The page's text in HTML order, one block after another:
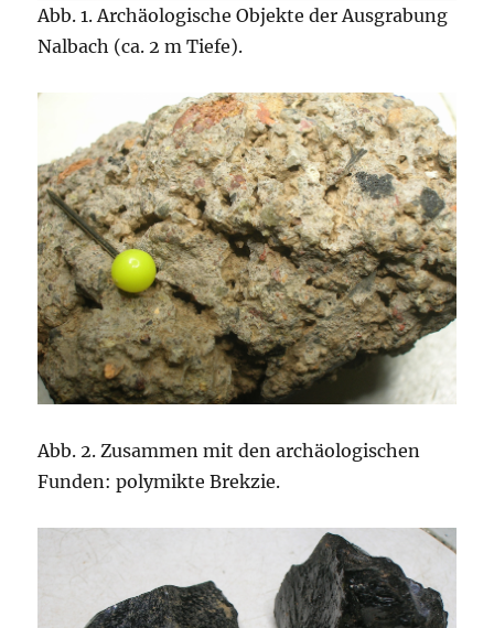
Abb. 1. Archäologische Objekte der Ausgrabung
Nalbach (ca. 2 m Tiefe).
Abb. 2. Zusammen mit den archäologischen
Funden: polymikte Brekzie.